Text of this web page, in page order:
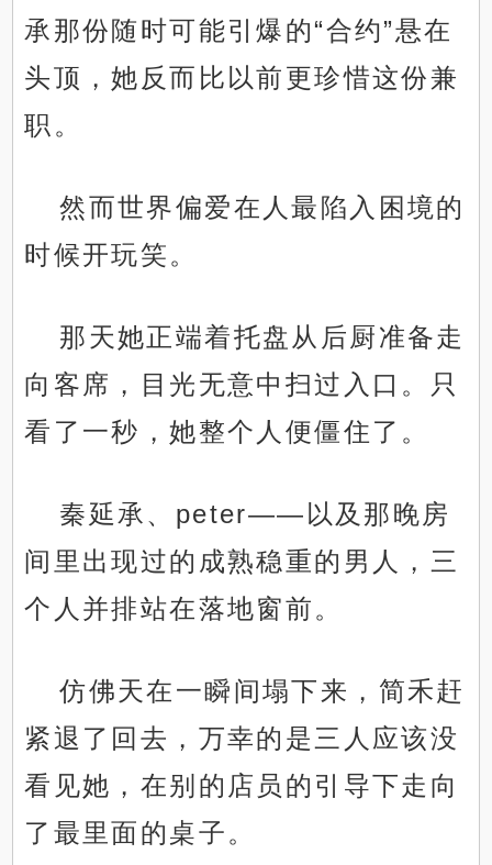
承那份随时可能引爆的“合约”悬在
头顶，她反而比以前更珍惜这份兼
职。
然而世界偏爱在人最陷入困境的
时候开玩笑。
那天她正端着托盘从后厨准备走
向客席，目光无意中扫过入口。只
看了一秒，她整个人便僵住了。
秦延承、peter——以及那晚房
间里出现过的成熟稳重的男人，三
个人并排站在落地窗前。
仿佛天在一瞬间塌下来，简禾赶
紧退了回去，万幸的是三人应该没
看见她，在别的店员的引导下走向
了最里面的桌子。